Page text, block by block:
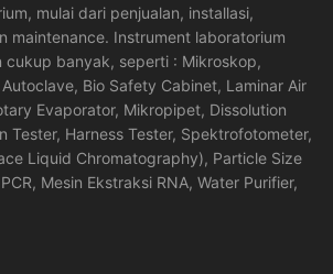
mulai dari penjualan, installasi,
maintenance. Instrument laboratorium
cukup banyak, seperti : Mikroskop,
Bio Safety Cabinet, Laminar Air
Evaporator, Mikropipet, Dissolution
Tester, Harness Tester, Spektrofotometer,
Liquid Chromatography), Particle Size
Mesin Ekstraksi RNA, Water Purifier,